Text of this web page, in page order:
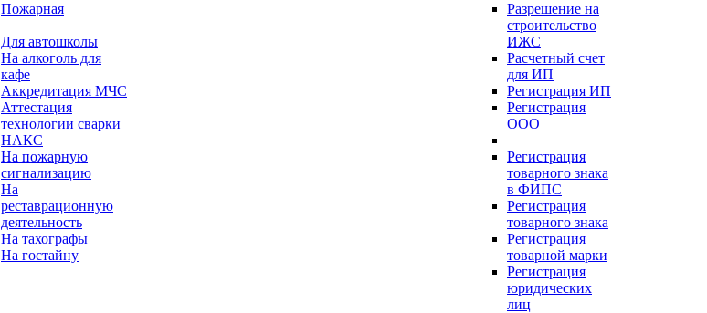
Пожарная
Для автошколы
На алкоголь для
кафе
Аккредитация МЧС
Аттестация
технологии сварки
НАКС
На пожарную
сигнализацию
На
реставрационную
деятельность
На тахографы
На гостайну
Разрешение на
строительство
ИЖС
Расчетный счет
для ИП
Регистрация ИП
Регистрация
ООО
Регистрация
товарного знака
в ФИПС
Регистрация
товарного знака
Регистрация
товарной марки
Регистрация
юридических
лиц